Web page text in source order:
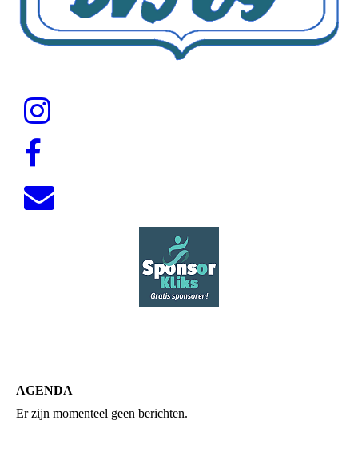
AGENDA
Er zijn momenteel geen berichten.